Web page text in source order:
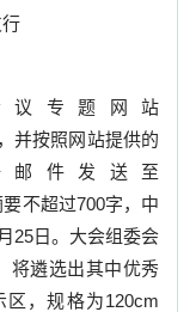
专题网站
并按照网站提供的
件发送至
不超过700字，中
月 25日。大会组委会
将遴选出其中优秀
区，规格为120cm